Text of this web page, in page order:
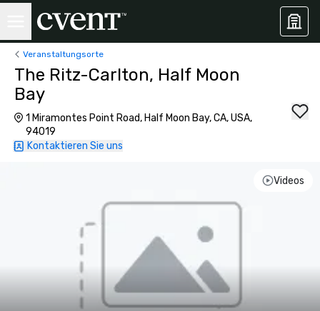
Veranstaltungsorte
The Ritz-Carlton, Half Moon
Bay
1 Miramontes Point Road, Half Moon Bay, CA, USA,
94019
Kontaktieren Sie uns
Videos